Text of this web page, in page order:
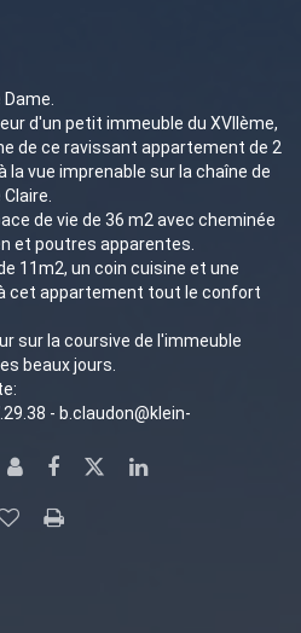
d'un petit immeuble du XVIIème,
de ce ravissant appartement de 2
la vue imprenable sur la chaîne de
de vie de 36 m2 avec cheminée
et poutres apparentes.
11m2, un coin cuisine et une
cet appartement tout le confort
sur la coursive de l'immeuble
beaux jours.
- b.claudon@klein-